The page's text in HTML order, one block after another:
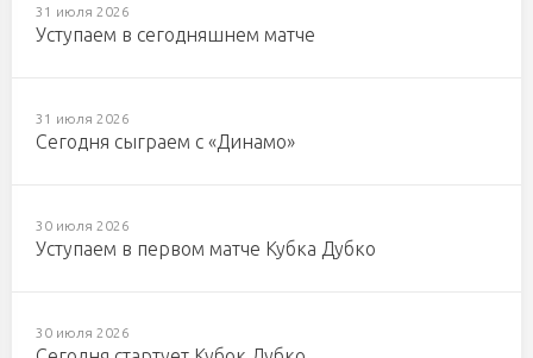
31 июля 2026
Уступаем в сегодняшнем матче
31 июля 2026
Сегодня сыграем с «Динамо»
30 июля 2026
Уступаем в первом матче Кубка Дубко
30 июля 2026